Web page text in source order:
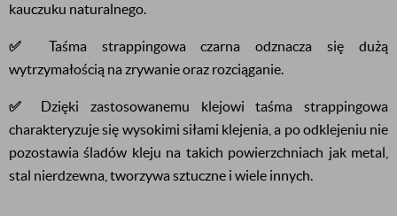
kauczuku naturalnego.
✅
Taśma strappingowa czarna odznacza się dużą
wytrzymałością na zrywanie oraz rozciąganie.
✅
Dzięki zastosowanemu klejowi taśma strappingowa
charakteryzuje się wysokimi siłami klejenia, a po odklejeniu nie
pozostawia śladów kleju na takich powierzchniach jak metal,
stal nierdzewna, tworzywa sztuczne i wiele innych.